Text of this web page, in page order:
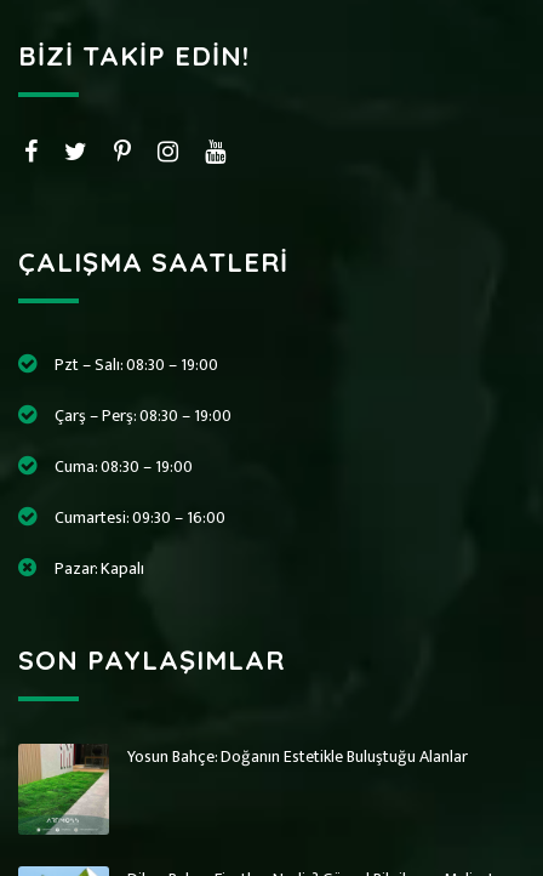
BIZI TAKIP EDIN!
ÇALIŞMA SAATLERI
Pzt – Salı: 08:30 – 19:00
Çarş – Perş: 08:30 – 19:00
Cuma: 08:30 – 19:00
Cumartesi: 09:30 – 16:00
Pazar: Kapalı
SON PAYLAŞIMLAR
Yosun Bahçe: Doğanın Estetikle Buluştuğu Alanlar
Art Wall Moss
Art Wall Moss